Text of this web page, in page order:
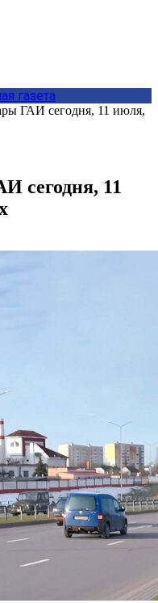
газета
ГАИ сегодня, 11 июля,
сегодня, 11